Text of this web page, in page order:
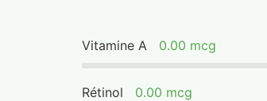
Vitamine A 0.00 mcg
Rétinol 0.00 mcg